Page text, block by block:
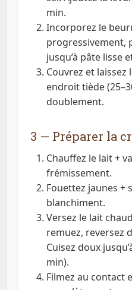
min.
Incorporez le
progressivement,
jusqu’à pâte lisse
Couvrez et laissez
endroit tiède
doublement.
3 — Préparer la
Chauffez le lait +
frémissement.
Fouettez jaunes +
blanchiment.
Versez le lait
remuez, reversez
Cuisez doux
min).
Filmez au contact